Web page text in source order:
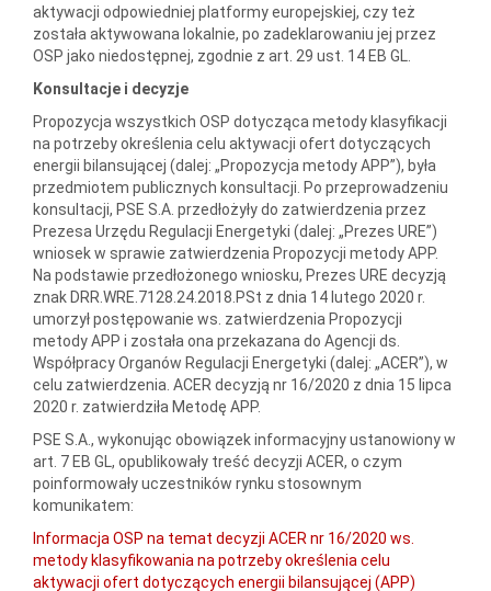
aktywacji odpowiedniej platformy europejskiej, czy też
została aktywowana lokalnie, po zadeklarowaniu jej przez
OSP jako niedostępnej, zgodnie z art. 29 ust. 14 EB GL.
Konsultacje i decyzje
Propozycja wszystkich OSP dotycząca metody klasyfikacji
na potrzeby określenia celu aktywacji ofert dotyczących
energii bilansującej (dalej: „Propozycja metody APP”), była
przedmiotem publicznych konsultacji. Po przeprowadzeniu
konsultacji, PSE S.A. przedłożyły do zatwierdzenia przez
Prezesa Urzędu Regulacji Energetyki (dalej: „Prezes URE”)
wniosek w sprawie zatwierdzenia Propozycji metody APP.
Na podstawie przedłożonego wniosku, Prezes URE decyzją
znak DRR.WRE.7128.24.2018.PSt z dnia 14 lutego 2020 r.
umorzył postępowanie ws. zatwierdzenia Propozycji
metody APP i została ona przekazana do Agencji ds.
Współpracy Organów Regulacji Energetyki (dalej: „ACER”), w
celu zatwierdzenia. ACER decyzją nr 16/2020 z dnia 15 lipca
2020 r. zatwierdziła Metodę APP.
PSE S.A., wykonując obowiązek informacyjny ustanowiony w
art. 7 EB GL, opublikowały treść decyzji ACER, o czym
poinformowały uczestników rynku stosownym
komunikatem:
Informacja OSP na temat decyzji ACER nr 16/2020 ws.
metody klasyfikowania na potrzeby określenia celu
aktywacji ofert dotyczących energii bilansującej (APP)